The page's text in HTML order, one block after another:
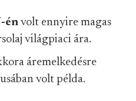
én volt ennyire magas
világpiaci ára.
áremelkedésre
volt példa.